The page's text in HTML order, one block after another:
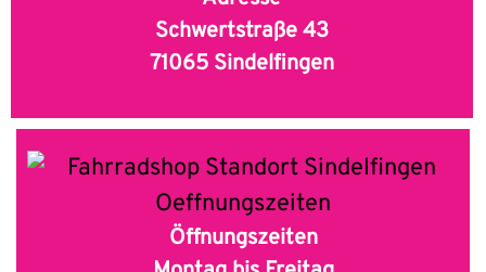
Schwertstraße 43
71065 Sindelfingen
Öffnungszeiten